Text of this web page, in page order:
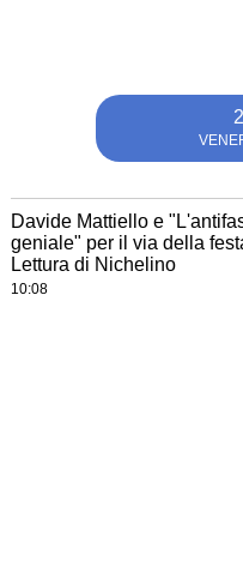
Davide Mattiello e
geniale" per il via della
Lettura di Nichelino
10:08